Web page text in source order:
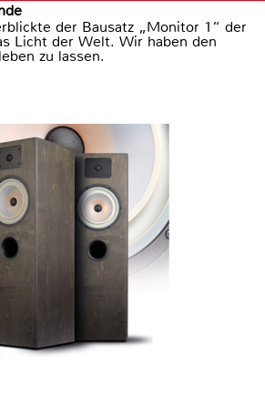
der Bausatz „Monitor 1“ der
Licht der Welt. Wir haben den
zu lassen.